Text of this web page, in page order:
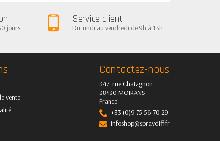
jours
Service client
Du lundi au vendredi de 9h à 13h
vente
Contactez-nous
347, rue Chatagnon
38430 MOIRANS
France
+33 (0)9 75 56 70 29
infoshop@spraydiff.fr